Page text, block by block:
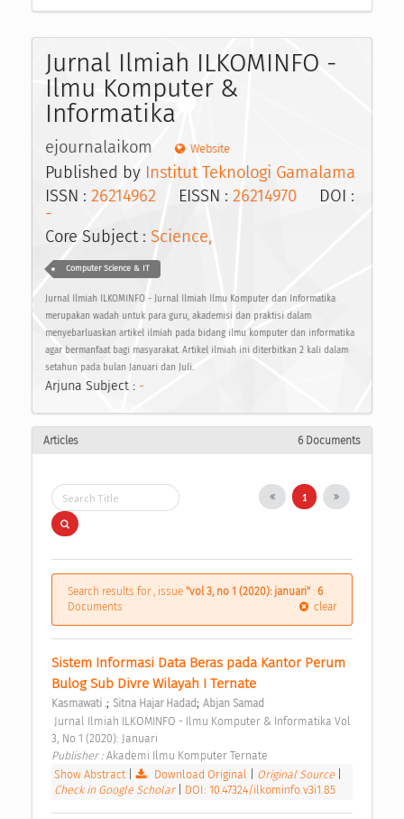
Jurnal Ilmiah ILKOMINFO -
Ilmu Komputer &
Informatika
ejournalaikom Website
Published by Institut Teknologi Gamalama
ISSN : 26214962 EISSN : 26214970 DOI :
-
Core Subject : Science,
Computer Science & IT
Jurnal Ilmiah ILKOMINFO - Jurnal Ilmiah Ilmu Komputer dan Informatika
merupakan wadah untuk para guru, akademisi dan praktisi dalam
menyebarluaskan artikel ilmiah pada bidang ilmu komputer dan informatika
agar bermanfaat bagi masyarakat. Artikel ilmiah ini diterbitkan 2 kali dalam
setahun pada bulan Januari dan Juli.
Arjuna Subject : -
Articles 6 Documents
1
Search results for , issue "vol 3, no 1 (2020): januari" : 6
Documents
clear
Sistem Informasi Data Beras pada Kantor Perum
Bulog Sub Divre Wilayah I Ternate
Kasmawati .; Sitna Hajar Hadad; Abjan Samad
3, No 1 (2020): Januari
Publisher : Akademi Ilmu Komputer Ternate
Show Abstract| Download Original Original Source
Check in Google Scholar
DOI: 10.47324/ilkominfo.v3i1.85